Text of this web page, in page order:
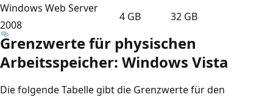
Windows Web Server
2008
4 GB 32 GB
Grenzwerte für physischen
Arbeitsspeicher: Windows Vista
Die folgende Tabelle gibt die Grenzwerte für den